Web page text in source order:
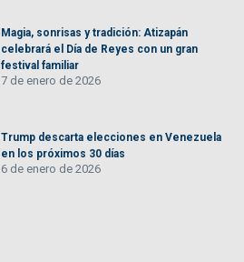
Magia, sonrisas y tradición: Atizapán
celebrará el Día de Reyes con un gran
festival familiar
7 de enero de 2026
Trump descarta elecciones en Venezuela
en los próximos 30 días
6 de enero de 2026